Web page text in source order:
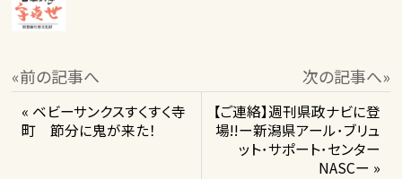
«前の記事へ 次の記事へ»
« ベビーサンクスすくすく寺
町 節分に鬼が来た！
【ご連絡】週刊県政ナビに登
場!!ー新潟県アール･ブリュ
ット･サポート･センター
NASCー »